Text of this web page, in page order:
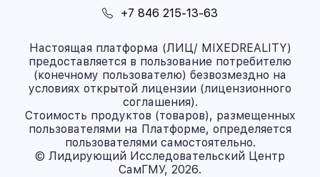
+7 846 215-13-63
Настоящая платформа (ЛИЦ/ MIXEDREALITY)
предоставляется в пользование потребителю
(конечному пользователю) безвозмездно на
условиях открытой лицензии (лицензионного
соглашения).
Стоимость продуктов (товаров), размещенных
пользователями на Платформе, определяется
пользователями самостоятельно.
© Лидирующий Исследовательский Центр
СамГМУ, 2026.